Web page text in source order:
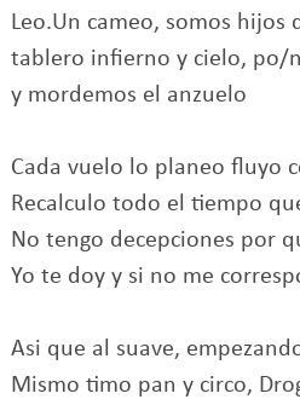
Leo.Un cameo, somos hijos
tablero infierno y cielo, po/
y mordemos el anzuelo
Cada vuelo lo planeo fluyo
Recalculo todo el tiempo
No tengo decepciones por
Yo te doy y si no me
Asi que al suave,
Mismo timo pan y circo,